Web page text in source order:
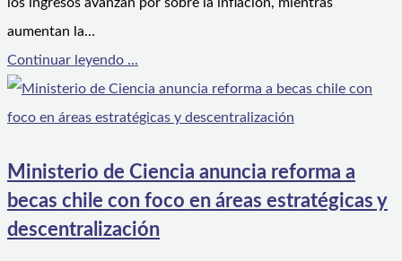
aumentan la…
Continuar leyendo ...
Ministerio de Ciencia anuncia reforma a
becas chile con foco en áreas estratégicas y
descentralización